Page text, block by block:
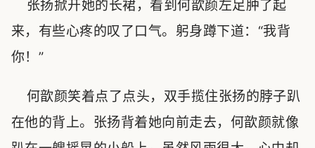
张扬掀开她的长裙，看到何歆颜左足肿了起
来，有些心疼的叹了口气。躬身蹲下道：“我背
你！”
何歆颜笑着点了点头，双手揽住张扬的脖子趴
在他的背上。张扬背着她向前走去，何歆颜就像